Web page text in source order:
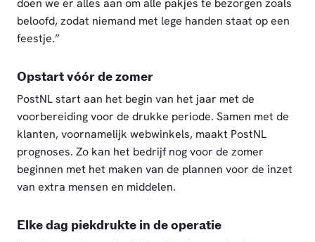
doen we er alles aan om alle pakjes te bezorgen zoals
beloofd, zodat niemand met lege handen staat op een
feestje.”
Opstart vóór de zomer
PostNL start aan het begin van het jaar met de
voorbereiding voor de drukke periode. Samen met de
klanten, voornamelijk webwinkels, maakt PostNL
prognoses. Zo kan het bedrijf nog voor de zomer
beginnen met het maken van de plannen voor de inzet
van extra mensen en middelen.
Elke dag piekdrukte in de operatie